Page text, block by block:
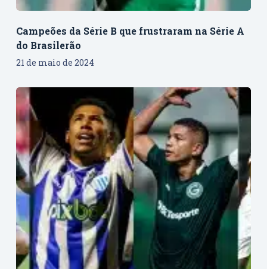
Campeões da Série B que frustraram na Série A
do Brasilerão
21 de maio de 2024